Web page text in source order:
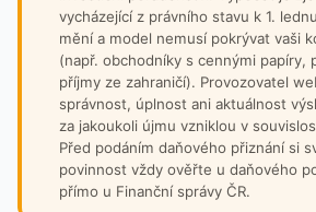
vycházející z právního stavu k 1.
mění a model nemusí pokrývat vaši
(např. obchodníky s cennými papíry,
příjmy ze zahraničí). Provozovatel
správnost, úplnost ani aktuálnost
za jakoukoli újmu vzniklou v
Před podáním daňového přiznání si
povinnost vždy ověřte u daňového
přímo u Finanční správy ČR.